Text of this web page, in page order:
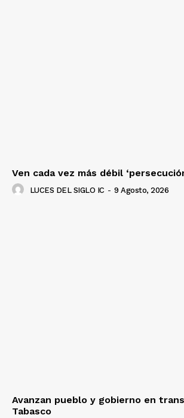
Ven cada vez más débil
LUCES DEL SIGLO IC - 9 Agosto, 2026
Avanzan pueblo y gobierno en
Tabasco